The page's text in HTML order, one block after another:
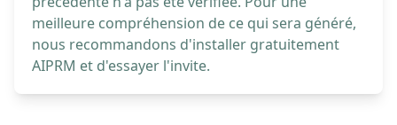
meilleure compréhension de ce qui sera généré,
nous recommandons d'installer gratuitement
AIPRM et d'essayer l'invite.